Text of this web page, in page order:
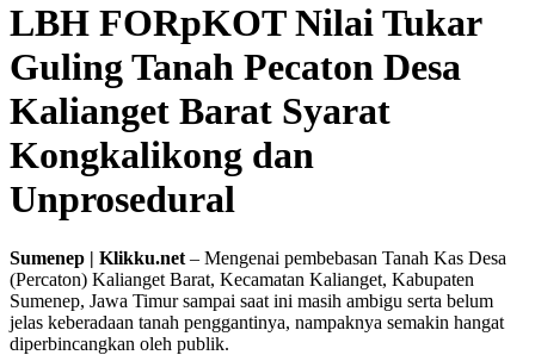
LBH FORpKOT Nilai Tukar
Guling Tanah Pecaton Desa
Kalianget Barat Syarat
Kongkalikong dan
Unprosedural
Sumenep | Klikku.net – Mengenai pembebasan Tanah Kas Desa
(Percaton) Kalianget Barat, Kecamatan Kalianget, Kabupaten
Sumenep, Jawa Timur sampai saat ini masih ambigu serta belum
jelas keberadaan tanah penggantinya, nampaknya semakin hangat
diperbincangkan oleh publik.